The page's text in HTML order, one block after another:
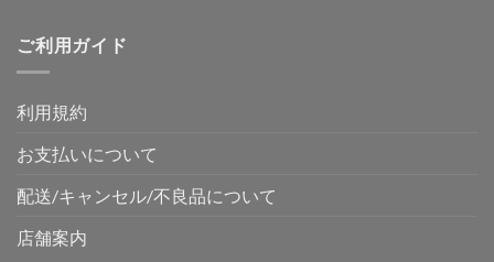
ご利用ガイド
利用規約
お支払いについて
配送/キャンセル/不良品について
店舗案内